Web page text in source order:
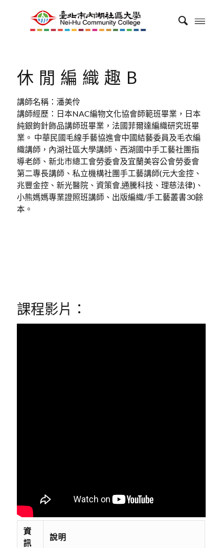
休閒編織趣B
講師名稱：潘美伶
講師經歷：日本NAC編物文化協會師範班畢業，日本
純銀鉤針飾品講師班畢業，法國菲爾達編織研究班畢
業。 中華民國毛線手藝協進會中國結藝委員及毛衣編
織講師，內湖社區大學講師、西湖國中手工藝社團指
導老師、新北市總工會勞委會及宜蘭美容公會勞委會
第二專長講師、私立機構社團手工藝講師(元大金控、
兆豐金控、新光醫院、資策會,通騰科技、理慈法律)、
小熊媽媽專業證照班講師、出版編織/手工藝叢書30餘
本。
課程影片：
資
訊
說明